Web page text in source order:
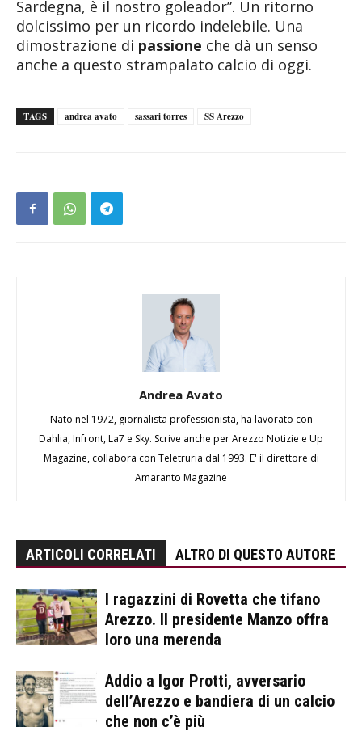
Sardegna, è il nostro goleador”. Un ritorno
dolcissimo per un ricordo indelebile. Una
dimostrazione di passione che dà un senso
anche a questo strampalato calcio di oggi.
TAGS andrea avato sassari torres SS Arezzo
Andrea Avato
Nato nel 1972, giornalista professionista, ha lavorato con
Dahlia, Infront, La7 e Sky. Scrive anche per Arezzo Notizie e Up
Magazine, collabora con Teletruria dal 1993. E' il direttore di
Amaranto Magazine
ARTICOLI CORRELATI ALTRO DI QUESTO AUTORE
I ragazzini di Rovetta che tifano
Arezzo. Il presidente Manzo offra
loro una merenda
Addio a Igor Protti, avversario
dell’Arezzo e bandiera di un calcio
che non c’è più